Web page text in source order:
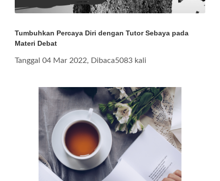
Tumbuhkan Percaya Diri dengan Tutor Sebaya pada
Materi Debat
Tanggal 04 Mar 2022, Dibaca5083 kali